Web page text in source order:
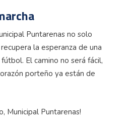
Puntarenas no solo
la esperanza de una
El camino no será fácil,
porteño ya están de
Municipal Puntarenas!